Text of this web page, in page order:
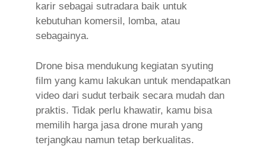
karir sebagai sutradara baik untuk
kebutuhan komersil, lomba, atau
sebagainya.
Drone bisa mendukung kegiatan syuting
film yang kamu lakukan untuk mendapatkan
video dari sudut terbaik secara mudah dan
praktis. Tidak perlu khawatir, kamu bisa
memilih harga jasa drone murah yang
terjangkau namun tetap berkualitas.